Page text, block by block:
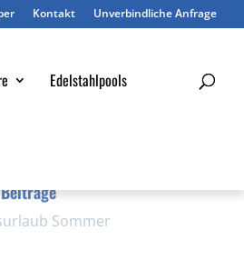
Kontakt Unverbindliche Anfrage
Edelstahlpools
Sommer